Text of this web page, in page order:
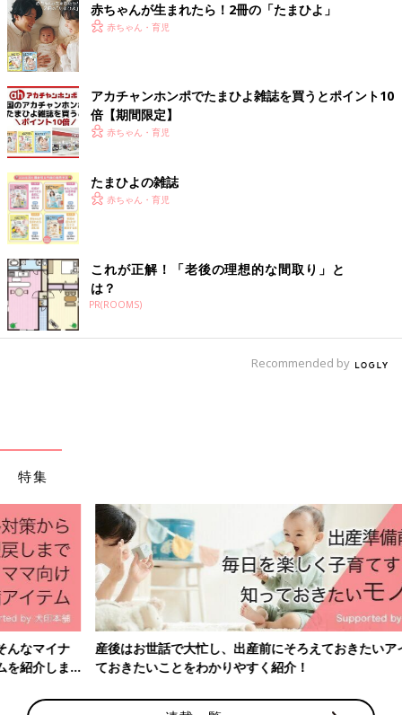
赤ちゃんが生まれたら！2冊の「たまひよ」
赤ちゃん・育児
アカチャンホンポでたまひよ雑誌を買うとポイント10
倍【期間限定】
赤ちゃん・育児
たまひよの雑誌
赤ちゃん・育児
これが正解！「老後の理想的な間取り」と
は？
PR(ROOMS)
Recommended by
特集
産後はお世話で大忙し、出産前にそろえておきたいアイテム、知っ
ておきたいことをわかりやすく紹介！